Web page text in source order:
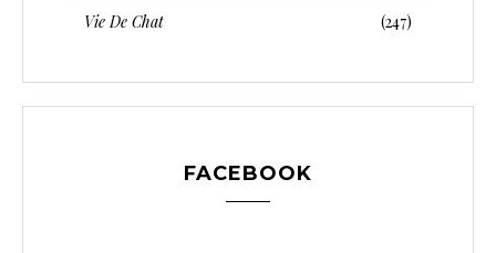
Vie De Chat (247)
FACEBOOK